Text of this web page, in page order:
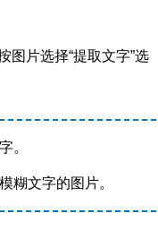
图片选择“提取文字”选
。
糊文字的图片。